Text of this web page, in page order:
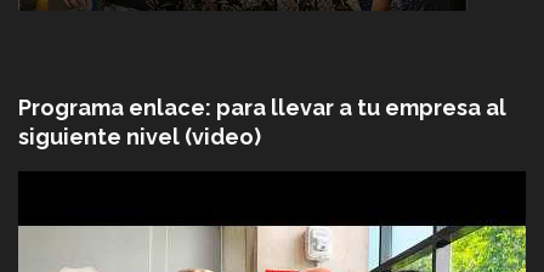
Programa enlace: para llevar a tu empresa al
siguiente nivel (video)